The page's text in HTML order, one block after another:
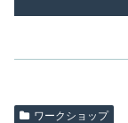
ワークショップ